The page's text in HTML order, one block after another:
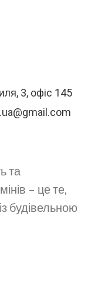
Чорнове оздоблення
склопакети
3, офіс 145
та
– це те,
будівельною